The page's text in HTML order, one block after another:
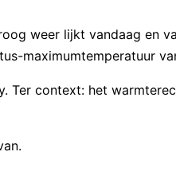
weer lijkt vandaag en
maximumtemperatuur
Ter context: het